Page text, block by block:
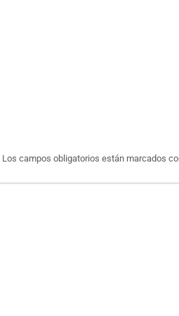
Los campos obligatorios están marcados